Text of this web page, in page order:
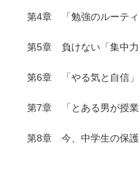
第4章 「勉強のルーティ
第5章 負けない「集中力
第6章 「やる気と自信」
第7章 「とある男が授
第8章 今、中学生の保護